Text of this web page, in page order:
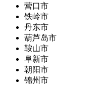
营口市
铁岭市
丹东市
葫芦岛市
鞍山市
阜新市
朝阳市
锦州市